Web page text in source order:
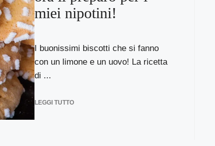
miei nipotini!
I buonissimi biscotti che si fanno
con un limone e un uovo! La ricetta
di ...
LEGGI TUTTO